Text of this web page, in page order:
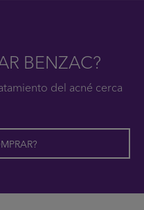
BENZAC?
del acné cerca